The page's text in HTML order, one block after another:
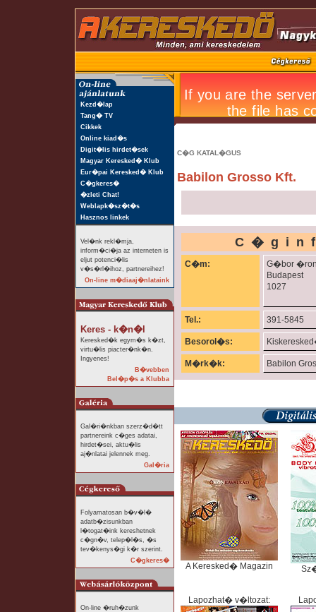
Kezd�lap
Tang� TV
Cikkek
Online kiad�s
Digit�lis hirdet�sek
Magyar Keresked� Klub
Eur�pai Keresked� Klub
C�gkeres�
�zleti Chat!
Weblapk�sz�t�s
Hasznos linkek
Vel�nk rekl�mja,
inform�ci�ja az interneten is
eljut potenci�lis
v�s�rl�ihoz, partnereihez!
On-line m�diaaj�nlataink
Keres - k�n�l
Keresked�k egym�s k�zt,
virtu�lis piacter�nk�n.
Ingyenes!
B�vebben
Bel�p�s a Klubba
Gal�ri�nkban szerz�d�tt
partnereink c�ges adatai,
hirdet�sei, aktu�lis
aj�nlatai jelennek meg.
Gal�ria
Folyamatosan b�v�l�
adatb�zisunkban
l�togat�ink kereshetnek
c�gn�v, telep�l�s, �s
tev�kenys�gi k�r szerint.
C�gkeres�
On-line �ruh�zunk
C�G KATAL�GUS
Babilon Grosso Kft.
C�m:
G�bor �ron
Budapest
1027
Tel.: 391-5845
Besorol�s:
M�rk�k: Babilon
A Keresked� Magazin
Lapozhat� v�ltozat: